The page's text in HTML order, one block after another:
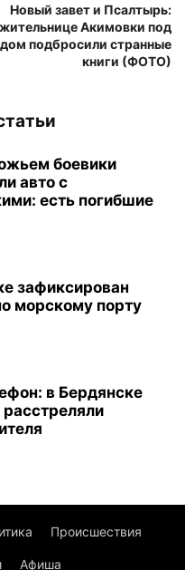
Новый завет и Псалтырь:
жительнице Акимовки под
дом подбросили странные
книги (ФОТО)
боевики
авто с
есть погибшие
зафиксирован
морскому порту
в Бердянске
Происшествия
Афиша